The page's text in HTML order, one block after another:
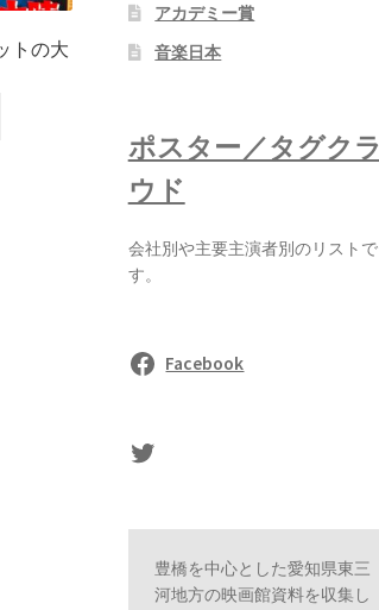
トの大
アカデミー賞
音楽日本
ポスター／タグクラ
ウド
会社別や主要主演者別のリストで
す。
Facebook
sasaki's Twitter
豊橋を中心とした愛知県東三
河地方の映画館資料を収集し